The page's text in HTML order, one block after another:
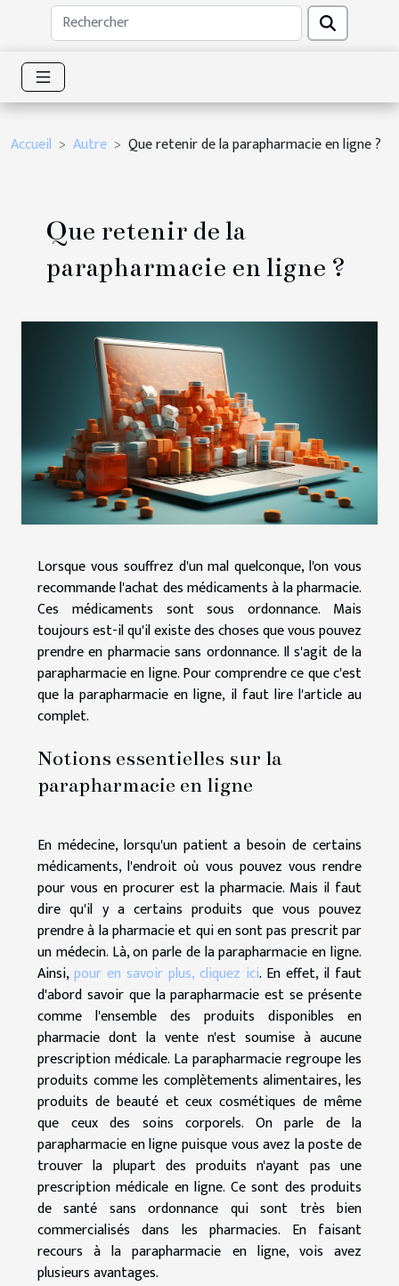
Accueil Autre Que retenir de la parapharmacie en ligne ?
Que retenir de la
parapharmacie en ligne ?
Lorsque vous souffrez d'un mal quelconque, l'on vous
recommande l'achat des médicaments à la pharmacie.
Ces médicaments sont sous ordonnance. Mais
toujours est-il qu'il existe des choses que vous pouvez
prendre en pharmacie sans ordonnance. Il s'agit de la
parapharmacie en ligne. Pour comprendre ce que c'est
que la parapharmacie en ligne, il faut lire l'article au
complet.
Notions essentielles sur la
parapharmacie en ligne
En médecine, lorsqu'un patient a besoin de certains
médicaments, l'endroit où vous pouvez vous rendre
pour vous en procurer est la pharmacie. Mais il faut
dire qu'il y a certains produits que vous pouvez
prendre à la pharmacie et qui en sont pas prescrit par
un médecin. Là, on parle de la parapharmacie en ligne.
Ainsi,pour en savoir plus, cliquez ici. En effet, il faut
d'abord savoir que la parapharmacie est se présente
comme l'ensemble des produits disponibles en
pharmacie dont la vente n'est soumise à aucune
prescription médicale. La parapharmacie regroupe les
produits comme les complètements alimentaires, les
produits de beauté et ceux cosmétiques de même
que ceux des soins corporels. On parle de la
parapharmacie en ligne puisque vous avez la poste de
trouver la plupart des produits n'ayant pas une
prescription médicale en ligne. Ce sont des produits
de santé sans ordonnance qui sont très bien
commercialisés dans les pharmacies. En faisant
recours à la parapharmacie en ligne, vois avez
plusieurs avantages.